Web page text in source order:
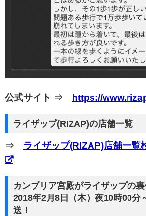
公式サイト ⇒ https://
ライザップ(RIZAP)の店舗一覧
⇒ ライザップ(RIZAP)店舗一覧
カンブリア宮殿がライザップの裏
2018年2月8日（木）夜10時00分
送！